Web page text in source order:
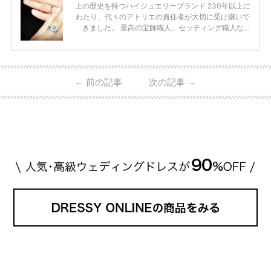
上の歴史を持つハイジュエリーブランド 230年以上に
わたり、代々のアトリエの責任者が大切に受け継いで
きました。 最高の宝飾職人、セッティング職人な
高品質の宝石を扱っています。 至高のデザインと品
ん・魔裟斗さんの婚約指輪 魔裟斗さんが矢沢さんに
贈られた指輪は1カラットのものです。 ショーメの価
← 前の記事 次の記事 →